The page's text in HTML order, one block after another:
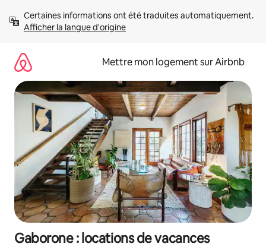
directement
Afficher la langue d'origine
Mettre mon logement sur Airbnb
Gaborone : locations de vacances